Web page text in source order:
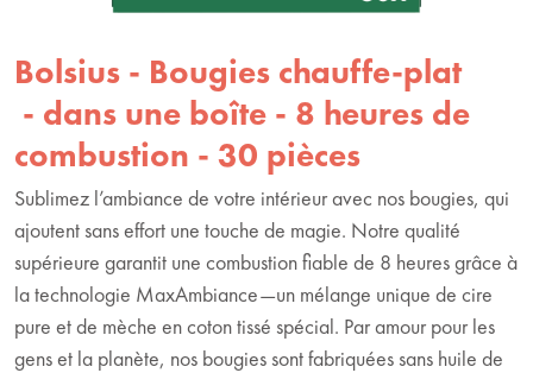
Bolsius - Bougies chauffe-plat
- dans une boîte - 8 heures de
combustion - 30 pièces
Sublimez l’ambiance de votre intérieur avec nos bougies, qui
ajoutent sans effort une touche de magie. Notre qualité
supérieure garantit une combustion fiable de 8 heures grâce à
la technologie MaxAmbiance—un mélange unique de cire
pure et de mèche en coton tissé spécial. Par amour pour les
gens et la planète, nos bougies sont fabriquées sans huile de